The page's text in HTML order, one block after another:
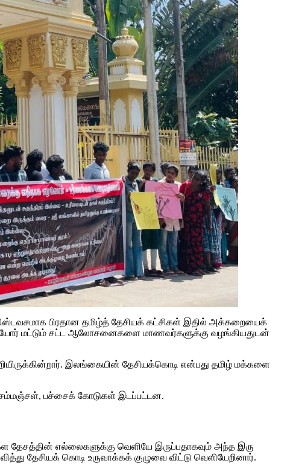
பிரதான தமிழ்த் தேசியக் கட்சிகள் இதில் அக்கறையைக்
மட்டும் சட்ட ஆலோசனைகளை மாணவர்களுக்கு வழங்கியதுடன்
இலங்கையின் தேசியக்கொடி என்பது தமிழ் மக்களை
பச்சைக் கோடுகள் இடப்பட்டன.
தேசத்தின் எல்லைகளுக்கு வெளியே இருப்பதாகவும் அந்த இரு
தேசியக் கொடி உருவாக்கக் குழுவை விட்டு வெளியேறினார்.